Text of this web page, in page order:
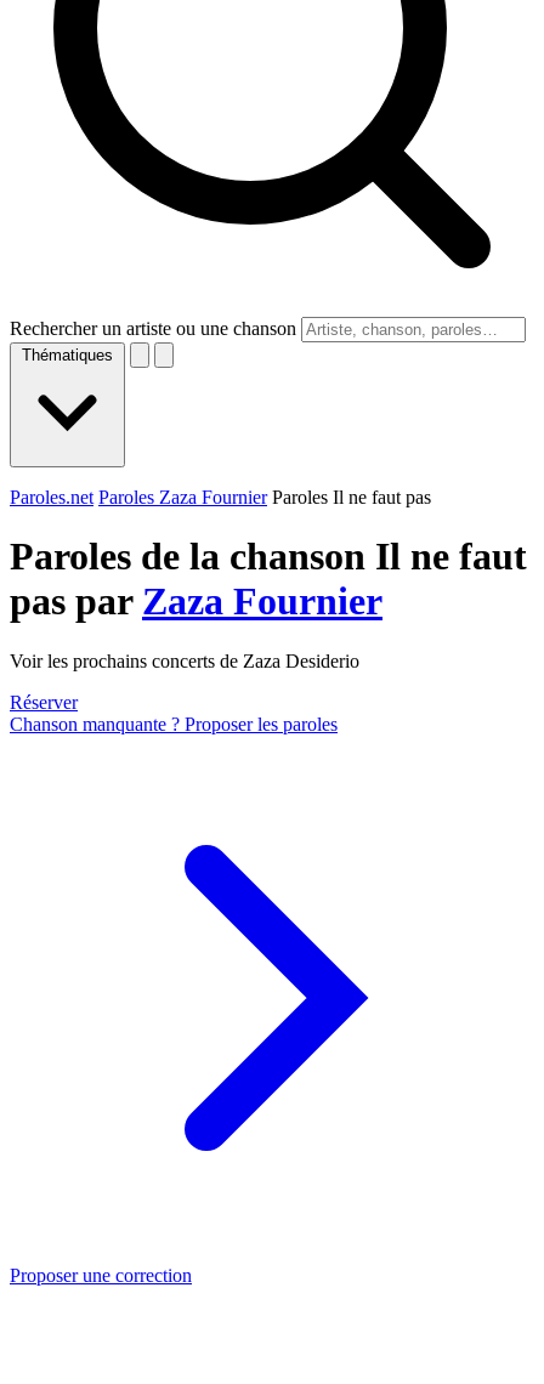
Rechercher un artiste ou une chanson
Thématiques
Paroles.net Paroles Zaza Fournier Paroles Il ne faut pas
Paroles de la chanson Il ne faut
pas par Zaza Fournier
Voir les prochains concerts de Zaza Desiderio
Réserver
Chanson manquante ? Proposer les paroles
Proposer une correction